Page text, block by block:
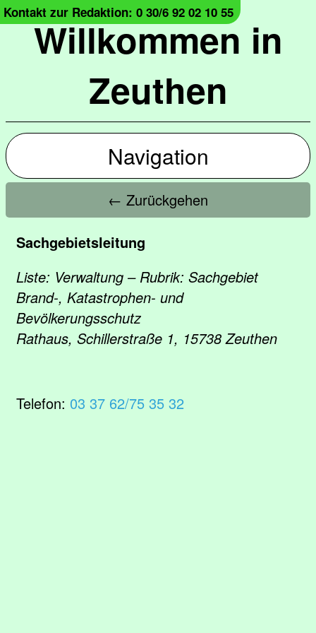
Willkommen in
Zeuthen
Kontakt zur Redaktion: 0 30/6 92 02 10 55
Navigation
← Zurückgehen
Sachgebietsleitung
Liste: Verwaltung – Rubrik: Sachgebiet
Brand-, Katastrophen- und
Bevölkerungsschutz
Rathaus, Schillerstraße 1, 15738 Zeuthen
Telefon: 03 37 62/75 35 32